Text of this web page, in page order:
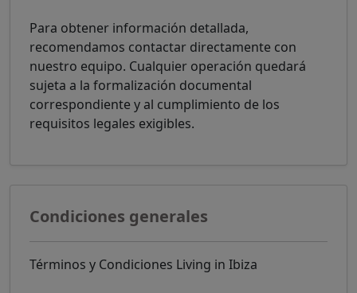
Para obtener información detallada,
recomendamos contactar directamente con
nuestro equipo. Cualquier operación quedará
sujeta a la formalización documental
correspondiente y al cumplimiento de los
requisitos legales exigibles.
Condiciones generales
Términos y Condiciones Living in Ibiza